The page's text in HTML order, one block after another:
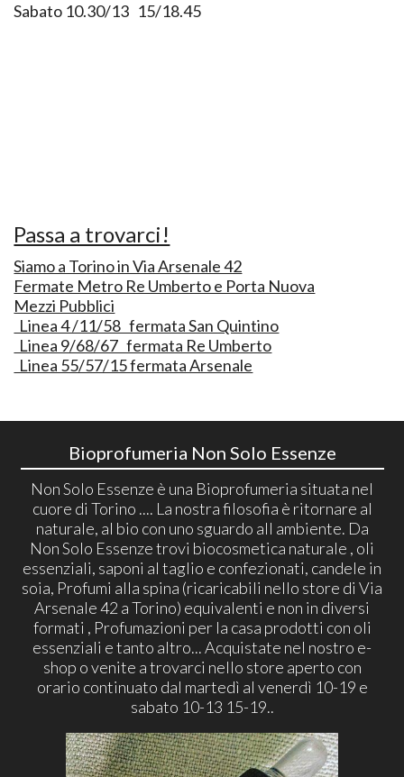
Sabato 10.30/13 15/18.45
Passa a trovarci!
Siamo a Torino in Via Arsenale 42
Fermate Metro Re Umberto e Porta Nuova
Mezzi Pubblici
Linea 4 /11/58 fermata San Quintino
Linea 9/68/67 fermata Re Umberto
Linea 55/57/15 fermata Arsenale
Bioprofumeria Non Solo Essenze
Non Solo Essenze è una Bioprofumeria situata nel
cuore di Torino .... La nostra filosofia è ritornare al
naturale, al bio con uno sguardo all ambiente. Da
Non Solo Essenze trovi biocosmetica naturale , oli
essenziali, saponi al taglio e confezionati, candele in
soia, Profumi alla spina (ricaricabili nello store di Via
Arsenale 42 a Torino) equivalenti e non in diversi
formati , Profumazioni per la casa prodotti con oli
essenziali e tanto altro... Acquistate nel nostro e-
shop o venite a trovarci nello store aperto con
orario continuato dal martedì al venerdì 10-19 e
sabato 10-13 15-19..